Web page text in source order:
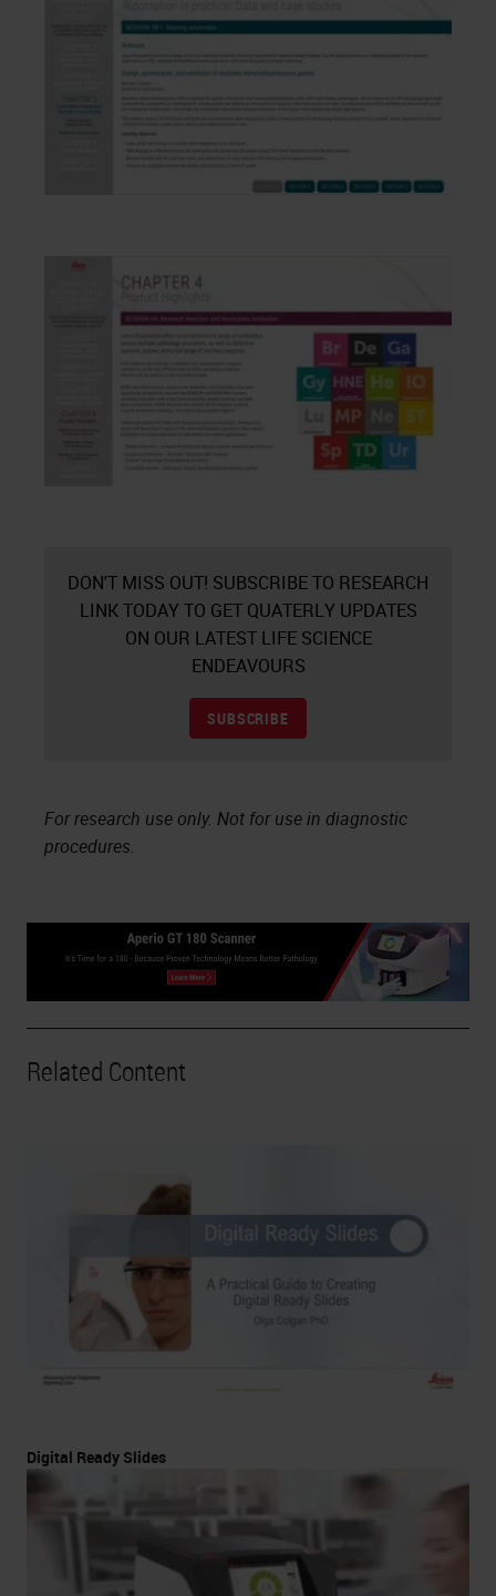
DON'T MISS OUT! SUBSCRIBE TO RESEARCH
LINK TODAY TO GET QUATERLY UPDATES
ON OUR LATEST LIFE SCIENCE
ENDEAVOURS
SUBSCRIBE
For research use only. Not for use in diagnostic
procedures.
Related Content
Digital Ready Slides